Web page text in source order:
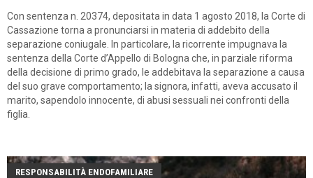
Con sentenza n. 20374, depositata in data 1 agosto 2018, la Corte di
Cassazione torna a pronunciarsi in materia di addebito della
separazione coniugale. In particolare, la ricorrente impugnava la
sentenza della Corte d’Appello di Bologna che, in parziale riforma
della decisione di primo grado, le addebitava la separazione a causa
del suo grave comportamento; la signora, infatti, aveva accusato il
marito, sapendolo innocente, di abusi sessuali nei confronti della
figlia.
RESPONSABILITÀ ENDOFAMILIARE